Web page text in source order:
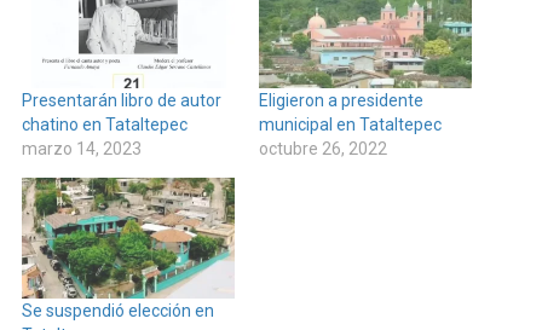
Presentarán libro de autor
chatino en Tataltepec
marzo 14, 2023
Eligieron a presidente
municipal en Tataltepec
octubre 26, 2022
Se suspendió elección en